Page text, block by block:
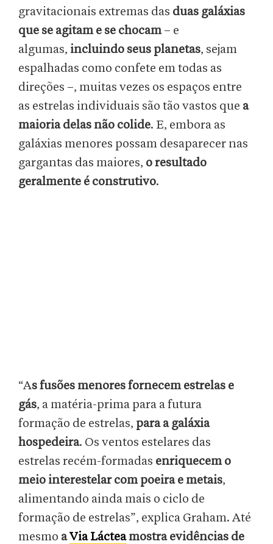
gravitacionais extremas das duas galáxias
que se agitam e se chocam– e
algumas, incluindo seus planetas, sejam
espalhadas como confete em todas as
direções –, muitas vezes os espaços entre
as estrelas individuais são tão vastos que a
maioria delas não colide. E, embora as
galáxias menores possam desaparecer nas
gargantas das maiores, o resultado
geralmente é construtivo.
“As fusões menores fornecem estrelas e
gás, a matéria-prima para a futura
formação de estrelas, para a galáxia
hospedeira. Os ventos estelares das
estrelas recém-formadas enriquecem o
meio interestelar com poeira e metais,
alimentando ainda mais o ciclo de
formação de estrelas”, explica Graham. Até
mesmo aVia Lácteamostra evidências de